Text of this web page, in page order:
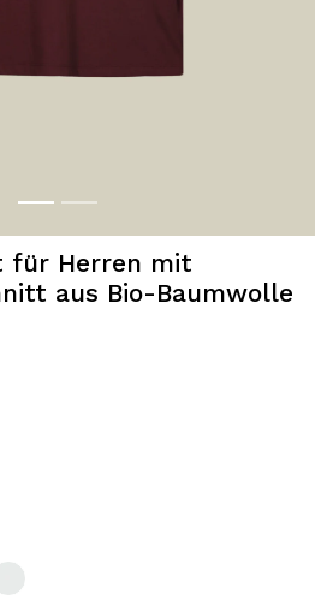
für Herren mit
aus Bio-Baumwolle